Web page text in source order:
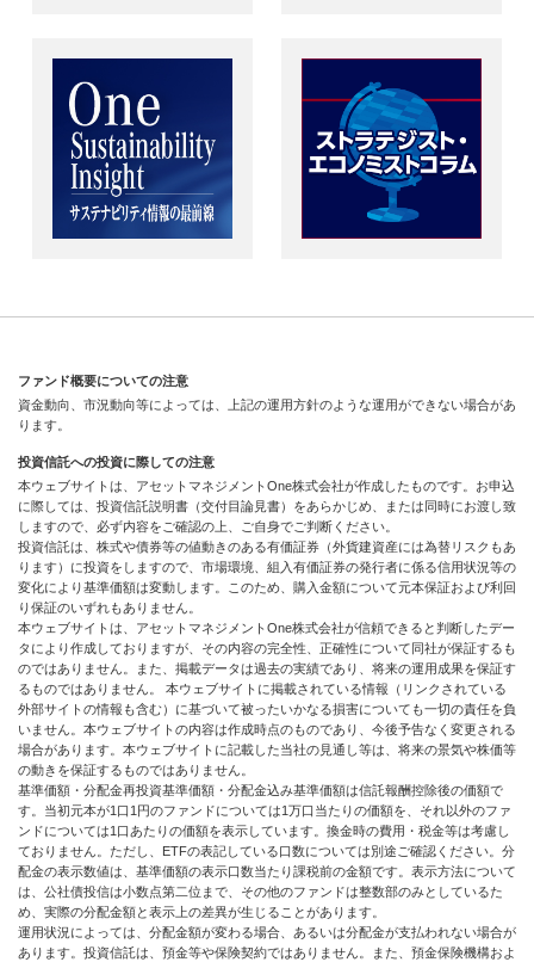
ファンド概要についての注意
資金動向、市況動向等によっては、上記の運用方針のような運用ができない場合があ
ります。
投資信託への投資に際しての注意
本ウェブサイトは、アセットマネジメントOne株式会社が作成したものです。お申込
に際しては、投資信託説明書（交付目論見書）をあらかじめ、または同時にお渡し致
しますので、必ず内容をご確認の上、ご自身でご判断ください。
投資信託は、株式や債券等の値動きのある有価証券（外貨建資産には為替リスクもあ
ります）に投資をしますので、市場環境、組入有価証券の発行者に係る信用状況等の
変化により基準価額は変動します。このため、購入金額について元本保証および利回
り保証のいずれもありません。
本ウェブサイトは、アセットマネジメントOne株式会社が信頼できると判断したデー
タにより作成しておりますが、その内容の完全性、正確性について同社が保証するも
のではありません。また、掲載データは過去の実績であり、将来の運用成果を保証す
るものではありません。 本ウェブサイトに掲載されている情報（リンクされている
外部サイトの情報も含む）に基づいて被ったいかなる損害についても一切の責任を負
いません。本ウェブサイトの内容は作成時点のものであり、今後予告なく変更される
場合があります。本ウェブサイトに記載した当社の見通し等は、将来の景気や株価等
の動きを保証するものではありません。
基準価額・分配金再投資基準価額・分配金込み基準価額は信託報酬控除後の価額で
す。当初元本が1口1円のファンドについては1万口当たりの価額を、それ以外のファ
ンドについては1口あたりの価額を表示しています。換金時の費用・税金等は考慮し
ておりません。ただし、ETFの表記している口数については別途ご確認ください。分
配金の表示数値は、基準価額の表示口数当たり課税前の金額です。表示方法について
は、公社債投信は小数点第二位まで、その他のファンドは整数部のみとしているた
め、実際の分配金額と表示上の差異が生じることがあります。
運用状況によっては、分配金額が変わる場合、あるいは分配金が支払われない場合が
あります。投資信託は、預金等や保険契約ではありません。また、預金保険機構およ